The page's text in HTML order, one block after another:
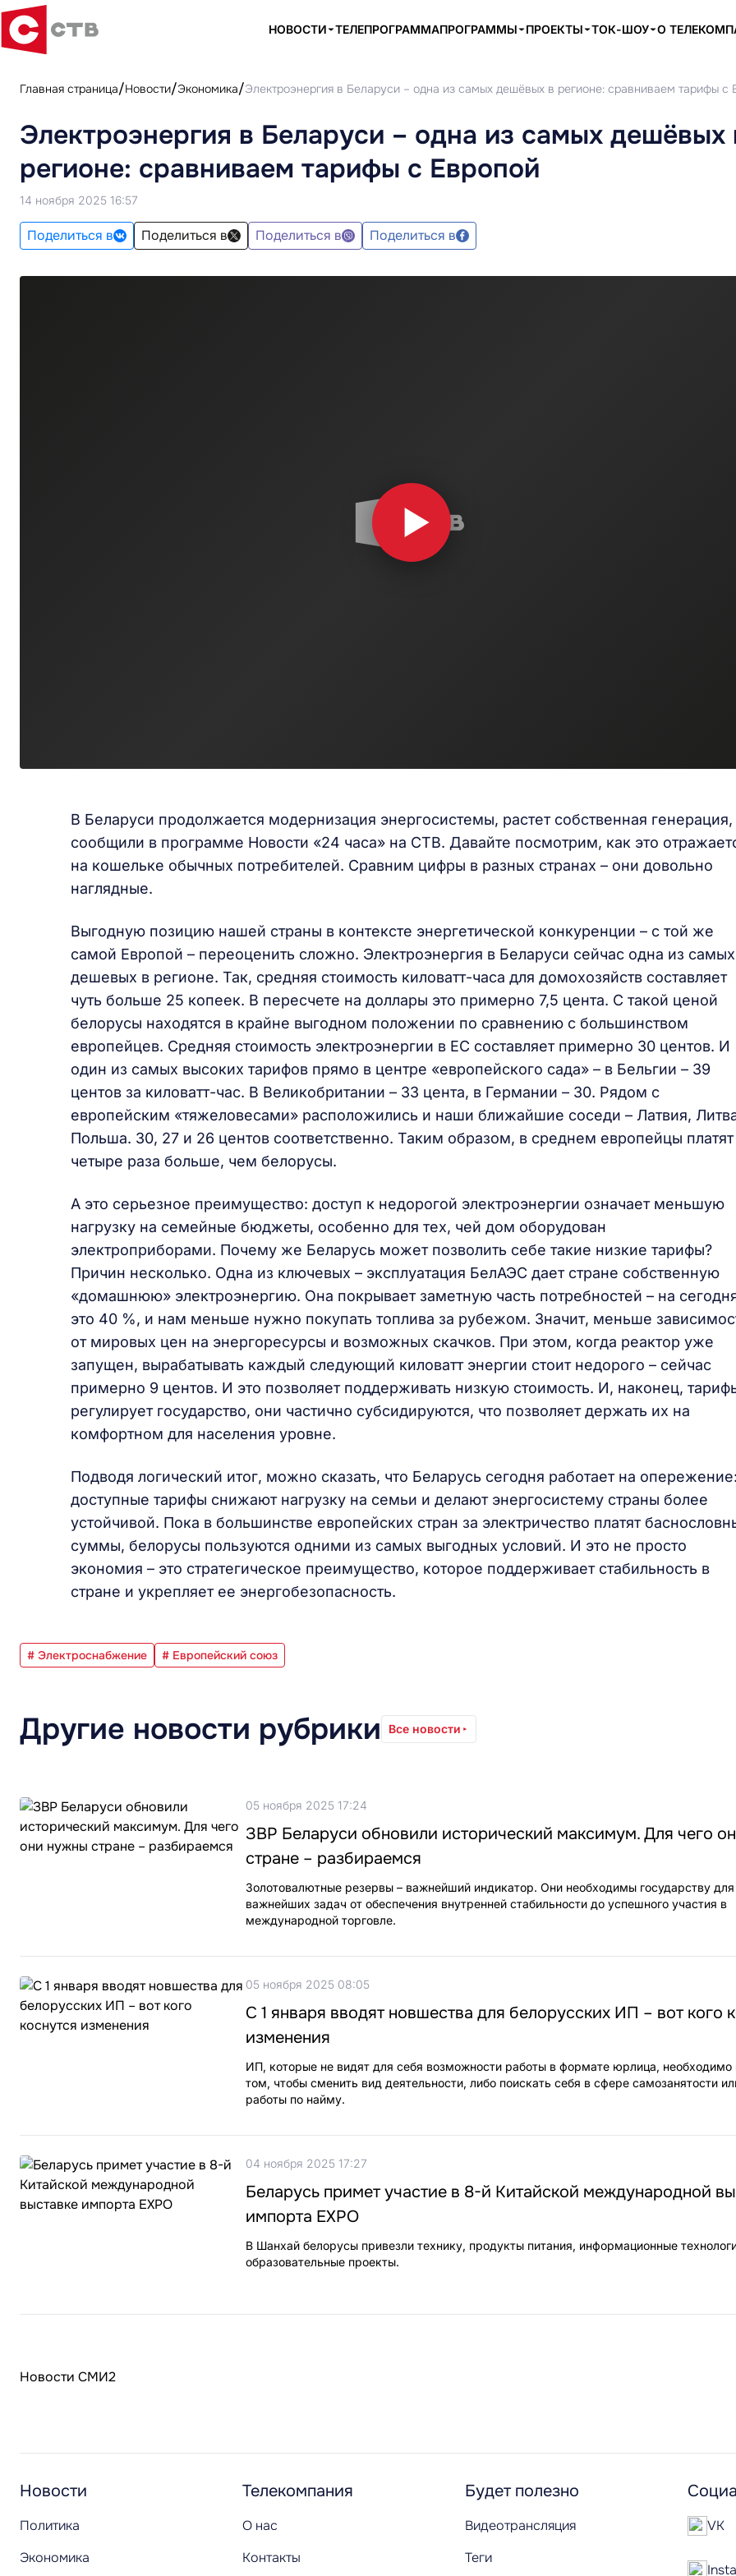
НОВОСТИ ТЕЛЕПРОГРАММАПРОГРАММЫ ПРОЕКТЫ ТОК-ШОУ О
Главная страница Новости Экономика Электроэнергия в Беларуси – одна из самых дешёвых в регионе: сравниваем тарифы с
Электроэнергия в Беларуси – одна из самых дешёвых
регионе: сравниваем тарифы с Европой
14 ноября 2025 16:57
Поделиться в Поделиться в Поделиться в Поделиться в
В Беларуси продолжается модернизация энергосистемы, растет собственная генерация,
сообщили в программе Новости «24 часа» на СТВ. Давайте посмотрим, как это
на кошельке обычных потребителей. Сравним цифры в разных странах – они довольно
наглядные.
Выгодную позицию нашей страны в контексте энергетической конкуренции – с той же
самой Европой – переоценить сложно. Электроэнергия в Беларуси сейчас одна из самых
дешевых в регионе. Так, средняя стоимость киловатт-часа для домохозяйств составляет
чуть больше 25 копеек. В пересчете на доллары это примерно 7,5 цента. С такой ценой
белорусы находятся в крайне выгодном положении по сравнению с большинством
европейцев. Средняя стоимость электроэнергии в ЕС составляет примерно 30 центов. И
один из самых высоких тарифов прямо в центре «европейского сада» – в Бельгии – 39
центов за киловатт-час. В Великобритании – 33 цента, в Германии – 30. Рядом с
европейским «тяжеловесами» расположились и наши ближайшие соседи – Латвия,
Польша. 30, 27 и 26 центов соответственно. Таким образом, в среднем европейцы платят
четыре раза больше, чем белорусы.
А это серьезное преимущество: доступ к недорогой электроэнергии означает меньшую
нагрузку на семейные бюджеты, особенно для тех, чей дом оборудован
электроприборами. Почему же Беларусь может позволить себе такие низкие тарифы?
Причин несколько. Одна из ключевых – эксплуатация БелАЭС дает стране собственную
«домашнюю» электроэнергию. Она покрывает заметную часть потребностей – на
это 40 %, и нам меньше нужно покупать топлива за рубежом. Значит, меньше
от мировых цен на энергоресурсы и возможных скачков. При этом, когда реактор уже
запущен, вырабатывать каждый следующий киловатт энергии стоит недорого – сейчас
примерно 9 центов. И это позволяет поддерживать низкую стоимость. И, наконец,
регулирует государство, они частично субсидируются, что позволяет держать их на
комфортном для населения уровне.
Подводя логический итог, можно сказать, что Беларусь сегодня работает на опережение:
доступные тарифы снижают нагрузку на семьи и делают энергосистему страны более
устойчивой. Пока в большинстве европейских стран за электричество платят
суммы, белорусы пользуются одними из самых выгодных условий. И это не просто
экономия – это стратегическое преимущество, которое поддерживает стабильность в
стране и укрепляет ее энергобезопасность.
# Электроснабжение # Европейский союз
Другие новости рубрики Все новости
05 ноября 2025 17:24
ЗВР Беларуси обновили исторический максимум. Для чего
стране – разбираемся
Золотовалютные резервы – важнейший индикатор. Они необходимы государству
важнейших задач от обеспечения внутренней стабильности до успешного участия в
международной торговле.
05 ноября 2025 08:05
С 1 января вводят новшества для белорусских ИП – вот кого
изменения
ИП, которые не видят для себя возможности работы в формате юрлица, необходимо
том, чтобы сменить вид деятельности, либо поискать себя в сфере самозанятости
работы по найму.
04 ноября 2025 17:27
Беларусь примет участие в 8-й Китайской международной
импорта EXPO
В Шанхай белорусы привезли технику, продукты питания, информационные
образовательные проекты.
Новости СМИ2
Новости
Политика
Экономика
Телекомпания
О нас
Контакты
Будет полезно
Видеотрансляция
Теги
VK